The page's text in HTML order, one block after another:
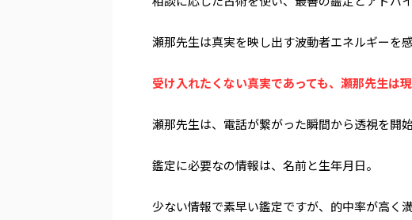
瀬那先生は真実を映し出す波動者エネルギーを
受け入れたくない真実であっても、瀬那先生は
瀬那先生は、電話が繋がった瞬間から透視を開
鑑定に必要なの情報は、名前と生年月日。
少ない情報で素早い鑑定ですが、的中率が高く